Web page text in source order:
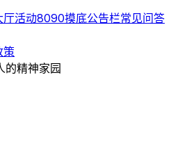
厅活动8090摸底公告栏常见问答
策
精神家园